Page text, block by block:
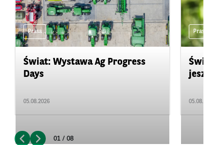
Prasa
Świat: Wystawa Ag Progress
Days
05.08.2026
Prasa
Świat:
05.08.2026
01 / 08